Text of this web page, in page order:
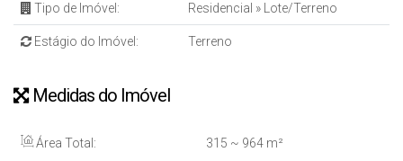
Tipo de Imóvel: Residencial » Lote/Terreno
Estágio do Imóvel: Terreno
Medidas do Imóvel
Área Total: 315 ~ 964 m²